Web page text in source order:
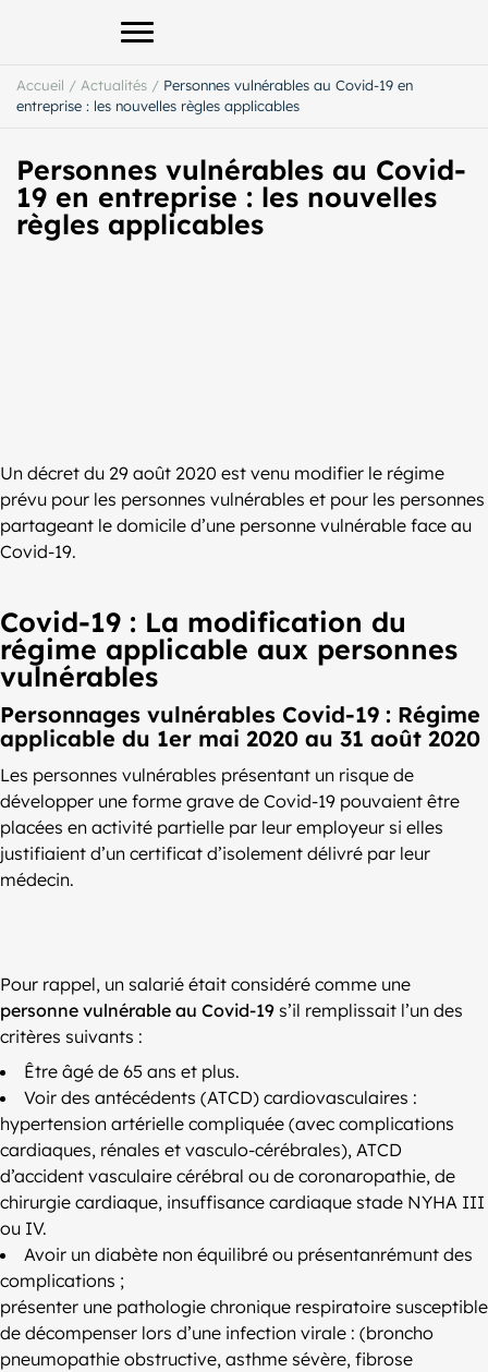
Afficher le menu principal
Accueil / Actualités / Personnes vulnérables au Covid-19 en
entreprise : les nouvelles règles applicables
Personnes vulnérables au Covid-
19 en entreprise : les nouvelles
règles applicables
Un décret du 29 août 2020 est venu modifier le régime
prévu pour les personnes vulnérables et pour les personnes
partageant le domicile d’une personne vulnérable face au
Covid-19.
Covid-19 : La modification du
régime applicable aux personnes
vulnérables
Personnages vulnérables Covid-19 : Régime
applicable du 1er mai 2020 au 31 août 2020
Les personnes vulnérables présentant un risque de
développer une forme grave de Covid-19 pouvaient être
placées en activité partielle par leur employeur si elles
justifiaient d’un certificat d’isolement délivré par leur
médecin.
Pour rappel, un salarié était considéré comme une
personne vulnérable au Covid-19 s’il remplissait l’un des
critères suivants :
Être âgé de 65 ans et plus.
Voir des antécédents (ATCD) cardiovasculaires :
hypertension artérielle compliquée (avec complications
cardiaques, rénales et vasculo-cérébrales), ATCD
d’accident vasculaire cérébral ou de coronaropathie, de
chirurgie cardiaque, insuffisance cardiaque stade NYHA III
ou IV.
Avoir un diabète non équilibré ou présentanrémunt des
complications ;
présenter une pathologie chronique respiratoire susceptible
de décompenser lors d’une infection virale : (broncho
pneumopathie obstructive, asthme sévère, fibrose